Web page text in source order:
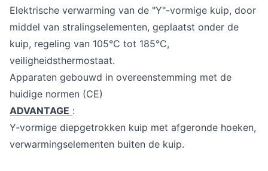
Elektrische verwarming van de "Y"-vormige kuip, door
middel van stralingselementen, geplaatst onder de
kuip, regeling van 105°C tot 185°C,
veiligheidsthermostaat.
Apparaten gebouwd in overeenstemming met de
huidige normen (CE)
ADVANTAGE :
Y-vormige diepgetrokken kuip met afgeronde hoeken,
verwarmingselementen buiten de kuip.